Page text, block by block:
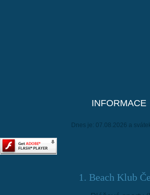
INFORMACE
Dnes je: 07.08.2026 a
1. Beach Klub